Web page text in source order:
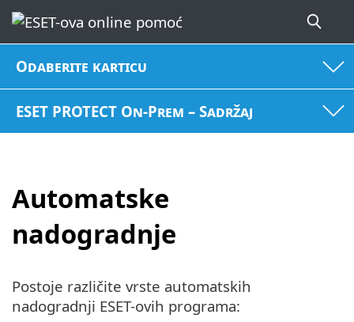
Odaberite karticu
ESET PROTECT On-Prem – Sadržaj
Automatske
nadogradnje
Postoje različite vrste automatskih
nadogradnji ESET-ovih programa: